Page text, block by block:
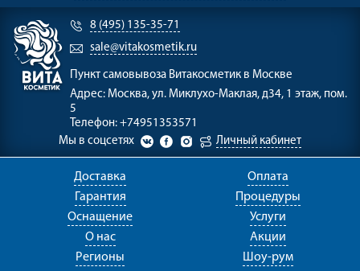
8 (495) 135-35-71
sale@vitakosmetik.ru
Пункт самовывоза Витакосметик в Москве
Адрес: Москва, ул. Миклухо-Маклая, д34, 1 этаж, пом.
5
Телефон: +74951353571
Мы в соцсетях
Личный кабинет
Доставка
Оплата
Гарантия
Процедуры
Оснащение
Услуги
О нас
Акции
Регионы
Шоу-рум